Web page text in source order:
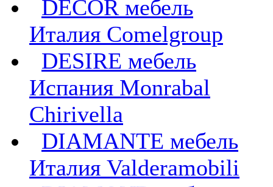
DECOR мебель
Италия Comelgroup
DESIRE мебель
Испания Monrabal
Chirivella
DIAMANTE мебель
Италия Valderamobili